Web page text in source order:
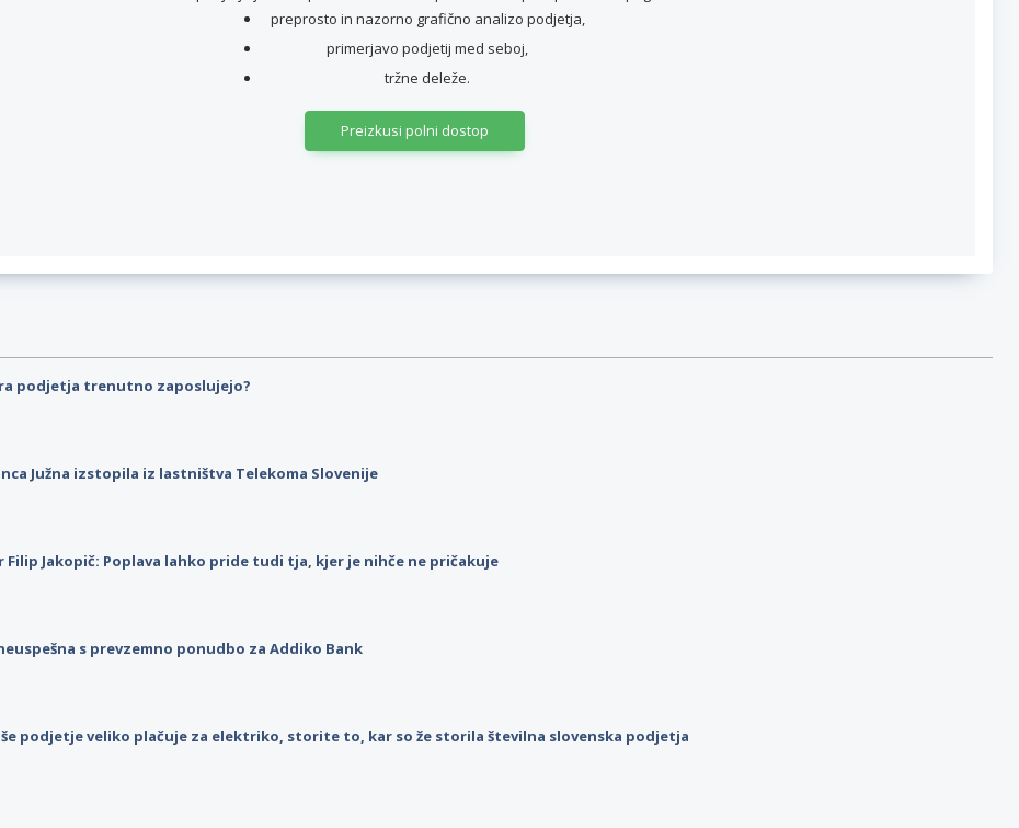
preprosto in nazorno grafično analizo podjetja,
primerjavo podjetij med seboj,
tržne deleže.
Preizkusi polni dostop
podjetja trenutno zaposlujejo?
Južna izstopila iz lastništva Telekoma Slovenije
Filip Jakopič: Poplava lahko pride tudi tja, kjer je nihče ne pričakuje
s prevzemno ponudbo za Addiko Bank
podjetje veliko plačuje za elektriko, storite to, kar so že storila številna slovenska podjetja